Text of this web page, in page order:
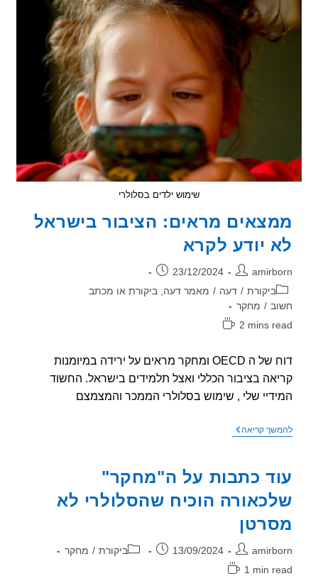
מייננת
מסוגים
שונים
משפיעה
שימוש ילדים בסלולרי
מראים: הציבור בישראל
יודע לקרא
פורסם:
23/12/2024
ביקורת / דעה / מאמר דעה, ביקורת או מכתב
מחקר
2 mins
דוח של ה OECD ומחקר מראים על ירידה במיומנות
בציבור הכללי ואצל תלמידים בישראל. החשוד
שלי , שימוש בסלולרי הממכר והמצמצם
קריאהממצאים
לא
יודע
לקרא
כתבות על ה"מחקר"
הוכיח שהסלולרי לא
פורסם:
13/09/2024 קטגוריה:
ביקורת / מחקר
1 min